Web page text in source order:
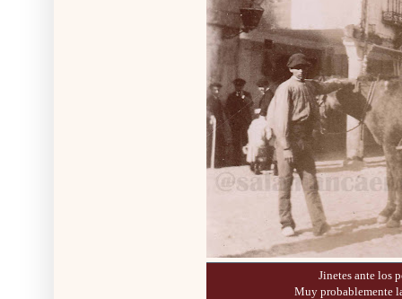
Jinetes ante los
Muy probablemente